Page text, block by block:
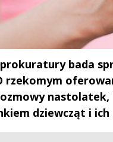
bada
rzekomym
dziewcząt i ich